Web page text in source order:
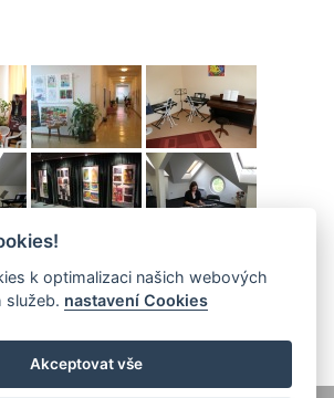
k optimalizaci našich webových
služeb. nastavení Cookies
Akceptovat vše